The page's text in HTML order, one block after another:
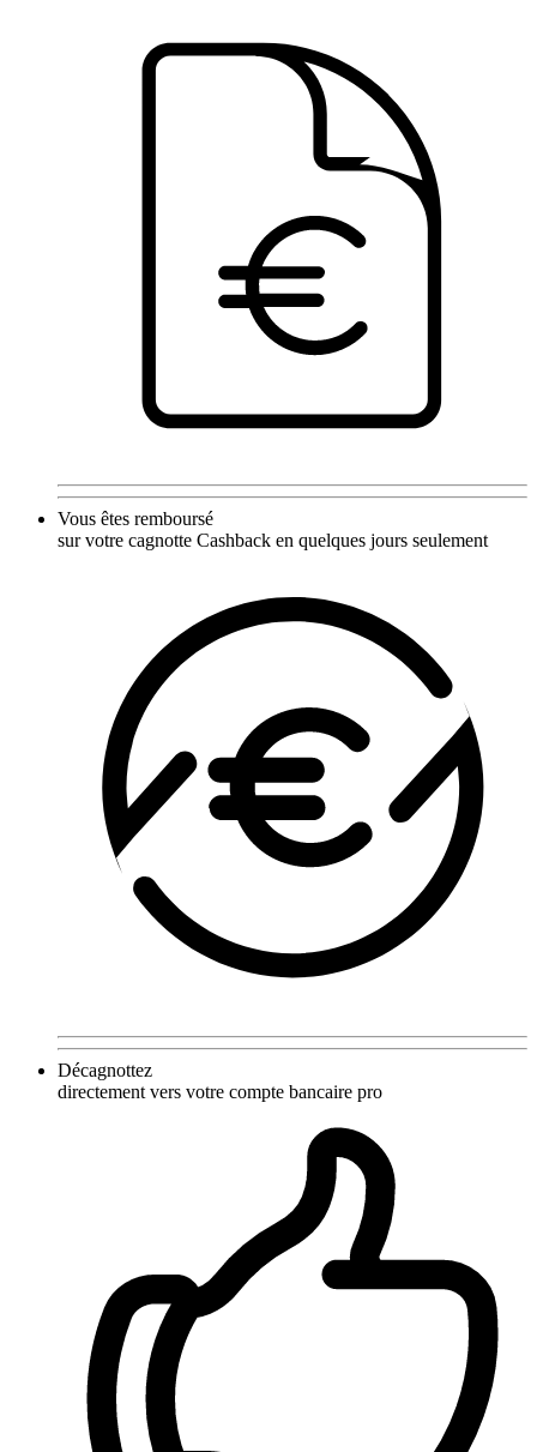
Vous êtes remboursé
sur votre cagnotte Cashback en quelques jours seulement
Décagnottez
directement vers votre compte bancaire pro